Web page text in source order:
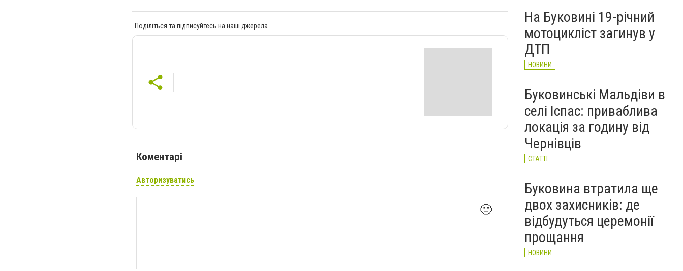
Поділіться та підписуйтесь на наші джерела
Коментарі
Авторизуватись
🙂
На Буковині 19-річний
мотоцикліст загинув у
ДТП
НОВИНИ
Буковинські Мальдіви в
селі Іспас: приваблива
локація за годину від
Чернівців
СТАТТІ
Буковина втратила ще
двох захисників: де
відбудуться церемонії
прощання
НОВИНИ